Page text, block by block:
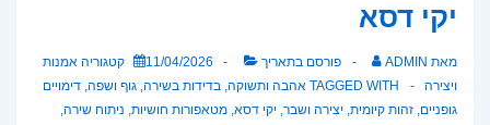
יקי דסא
מאת ADMIN פורסם בתאריך 11/04/2026 קטגוריה אמנות
ויצירה
TAGGED WITH אהבה ותשוקה, בדידות בשירה, גוף ושפה, דימויים
גופניים, זהות קיומית, יצירה ושבר, יקי דסא, מטאפורות חושיות, ניתוח שירה,